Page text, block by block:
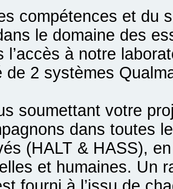
compétences et du
le domaine des
l’accès à notre
de 2 systèmes
soumettant votre
dans toutes
(HALT & HASS),
et humaines. Un